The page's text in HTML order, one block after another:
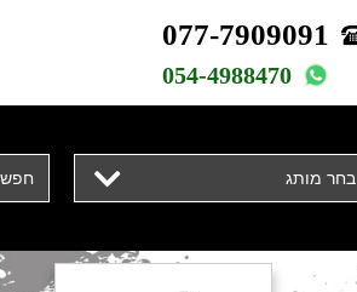
077-7909091
054-4988470
בחר מותג